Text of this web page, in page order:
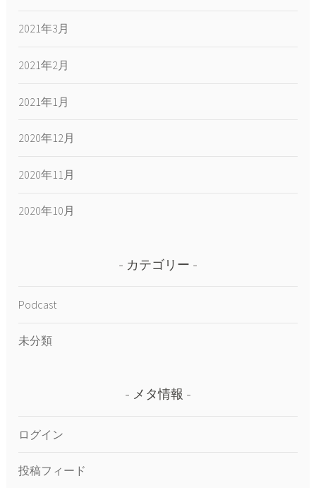
2021年3月
2021年2月
2021年1月
2020年12月
2020年11月
2020年10月
カテゴリー
Podcast
未分類
メタ情報
ログイン
投稿フィード